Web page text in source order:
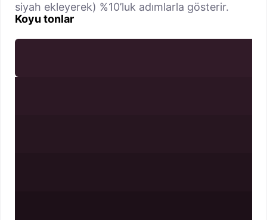
siyah ekleyerek) %10’luk adımlarla gösterir.
Koyu tonlar